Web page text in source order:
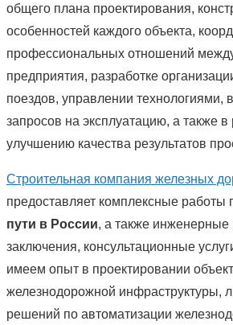
общего плана проектирования,
особенностей каждого объекта,
профессиональных отношений
предприятия, разработке
поездов, управлении технологиями,
запросов на эксплуатацию, а также в
улучшению качества результатов
Строительная компания железных
предоставляет комплексные работы
пути в России, а также инженерные
заключения, консультационные
имеем опыт в проектировании
железнодорожной инфраструктуры,
решений по автоматизации